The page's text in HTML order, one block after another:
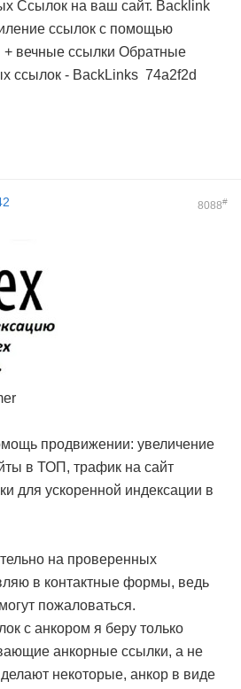
Ссылок на ваш сайт. Backlink
ссылок с помощью
вечные ссылки Обратные
ссылок - BackLinks 74a2f2d
8088#
продвижении: увеличение
в ТОП, трафик на сайт
для ускоренной индексации в
на проверенных
в контактные формы, ведь
пожаловаться.
с анкором я беру только
анкорные ссылки, а не
некоторые, анкор в виде